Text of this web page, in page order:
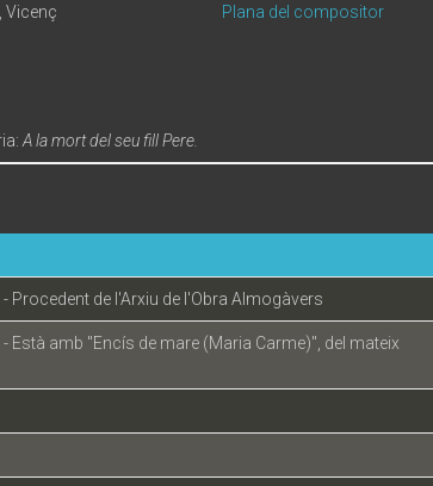
Vicenç Plana del compositor
A la mort del seu fill Pere.
- Procedent de l'Arxiu de l'Obra Almogàvers
- Està amb "Encís de mare (Maria Carme)", del mateix